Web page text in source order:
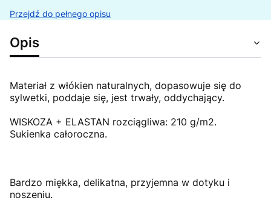
Przejdź do pełnego opisu
Opis
Materiał z włókien naturalnych, dopasowuje się do
sylwetki, poddaje się, jest trwały, oddychający.
WISKOZA + ELASTAN rozciągliwa: 210 g/m2.
Sukienka całoroczna.
Bardzo miękka, delikatna, przyjemna w dotyku i
noszeniu.